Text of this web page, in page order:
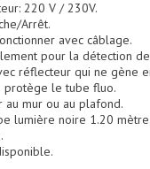
Enceintes Hifi
Enceintes Monitoring
Filtres Actifs, Correcteurs
Parleurs Moteurs Tweeters
Haut Parleurs Sono
220 V / 230V.
Arrêt.
avec câblage.
pour la détection
réflecteur qui ne gène
protège le tube fluo.
au mur ou au plafond.
lumière noire 1.20 mètre.